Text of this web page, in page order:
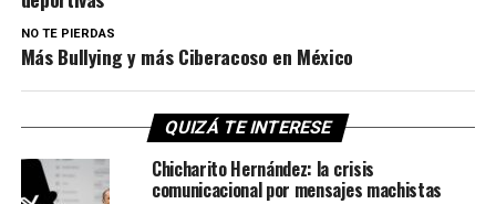
NO TE PIERDAS
Más Bullying y más Ciberacoso en México
QUIZÁ TE INTERESE
Chicharito Hernández: la crisis
comunicacional por mensajes machistas